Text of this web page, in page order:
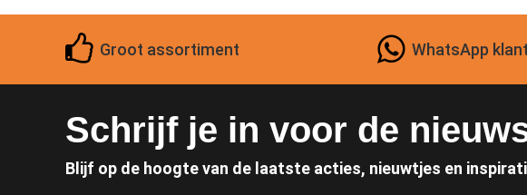
Groot assortiment WhatsApp
Schrijf je in voor de
Blijf op de hoogte van de laatste acties, nieuwtjes en